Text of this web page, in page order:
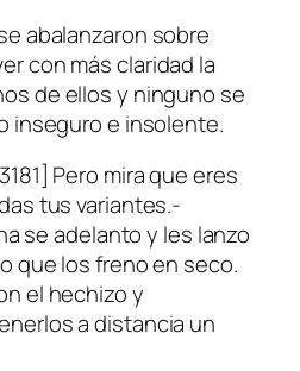
abalanzaron sobre
con más claridad la
de ellos y ninguno se
inseguro e insolente.
Pero mira que eres
tus variantes.-
se adelanto y les lanzo
que los freno en seco.
el hechizo y
a distancia un